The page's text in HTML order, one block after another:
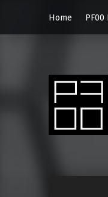
Home
PF00